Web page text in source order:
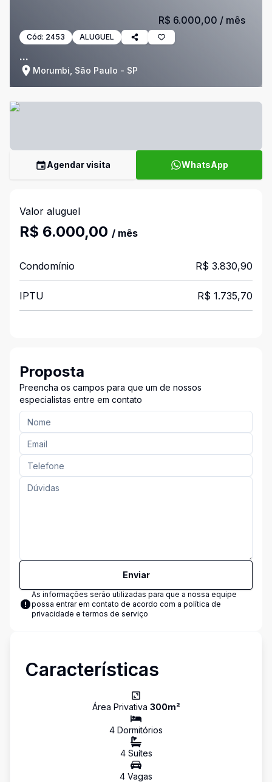
Cód: 2453 ALUGUEL
...
Morumbi, São Paulo - SP
R$ 6.000,00 / mês
Agendar visita WhatsApp
Valor aluguel
R$ 6.000,00 / mês
Condomínio R$ 3.830,90
IPTU R$ 1.735,70
Proposta
Preencha os campos para que um de nossos
especialistas entre em contato
Enviar
As informações serão utilizadas para que a nossa equipe
possa entrar em contato de acordo com a política de
privacidade e termos de serviço
Características
Área Privativa 300m²
4 Dormitórios
4Suítes
4 Vagas